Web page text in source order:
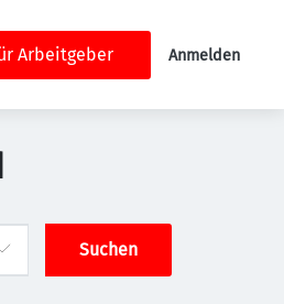
Arbeitgeber Anmelden
Suchen